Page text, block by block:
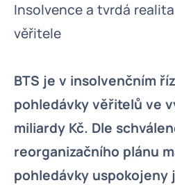
Insolvence a tvrdá
věřitele
BTS je v insolvenčním
pohledávky věřitelů ve
miliardy Kč. Dle
reorganizačního plánu
pohledávky uspokojeny